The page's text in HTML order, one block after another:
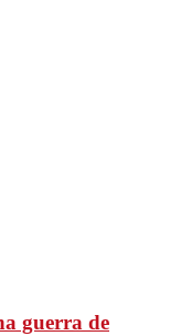
guerra de